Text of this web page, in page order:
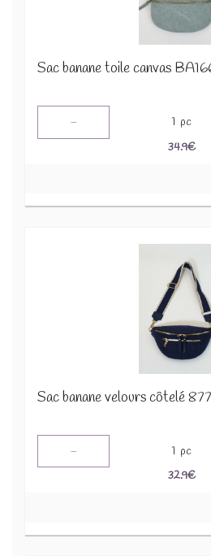
Sac banane toile canvas
- 1 pc
34.9€
Sac banane velours côtelé
- 1 pc
32.9€